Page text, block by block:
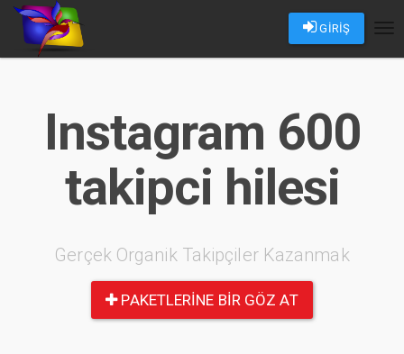
GİRİŞ
Instagram 600
takipci hilesi
Gerçek Organik Takipçiler Kazanmak
PAKETLERINE BIR GÖZ AT